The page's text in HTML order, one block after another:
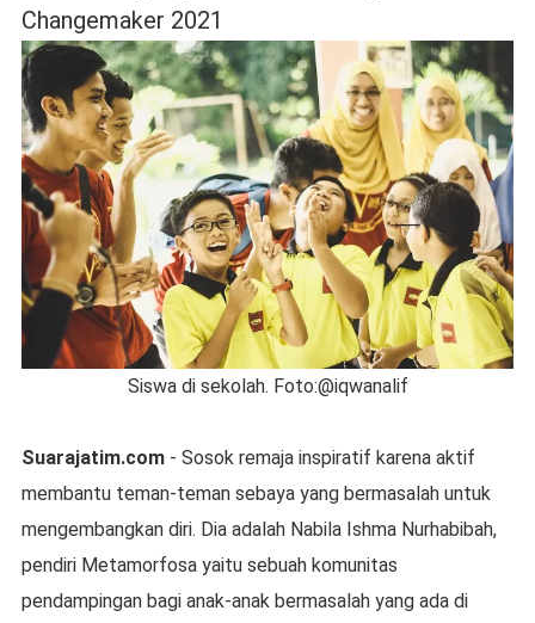
Changemaker 2021
Siswa di sekolah. Foto:@iqwanalif
Suarajatim.com- Sosok remaja inspiratif karena aktif
membantu teman-teman sebaya yang bermasalah untuk
mengembangkan diri. Dia adalah Nabila Ishma Nurhabibah,
pendiri Metamorfosa yaitu sebuah komunitas
pendampingan bagi anak-anak bermasalah yang ada di